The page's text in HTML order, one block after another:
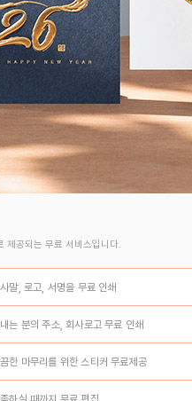
제공되는 무료 서비스입니다.
말, 로고, 서명을 무료 인쇄
는 분의 주소, 회사로고 무료 인쇄
한 마무리를 위한 스티커 무료제공